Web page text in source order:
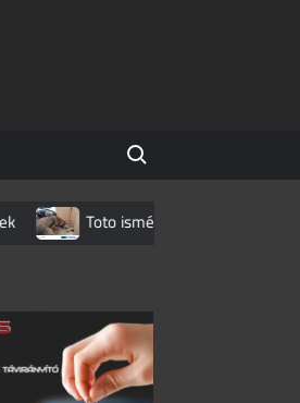
Search for:
Toto ismét lecsapott az M1-esen